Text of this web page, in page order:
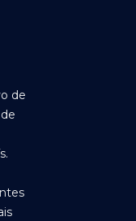
de